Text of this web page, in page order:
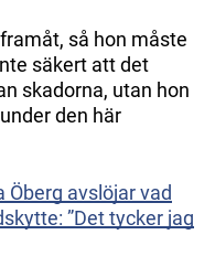
så hon måste
säkert att det
skadorna, utan hon
den här
Öberg avslöjar vad
”Det tycker jag